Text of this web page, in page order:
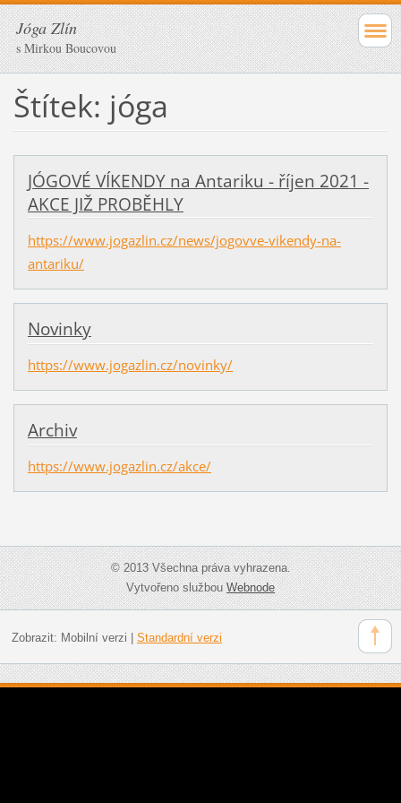
Jóga Zlín
s Mirkou Boucovou
Štítek: jóga
JÓGOVÉ VÍKENDY na Antariku - říjen 2021 -
AKCE JIŽ PROBĚHLY
https://www.jogazlin.cz/news/jogovve-vikendy-na-
antariku/
Novinky
https://www.jogazlin.cz/novinky/
Archiv
https://www.jogazlin.cz/akce/
© 2013 Všechna práva vyhrazena.
Vytvořeno službouWebnode
Zobrazit: Mobilní verzi | Standardní verzi